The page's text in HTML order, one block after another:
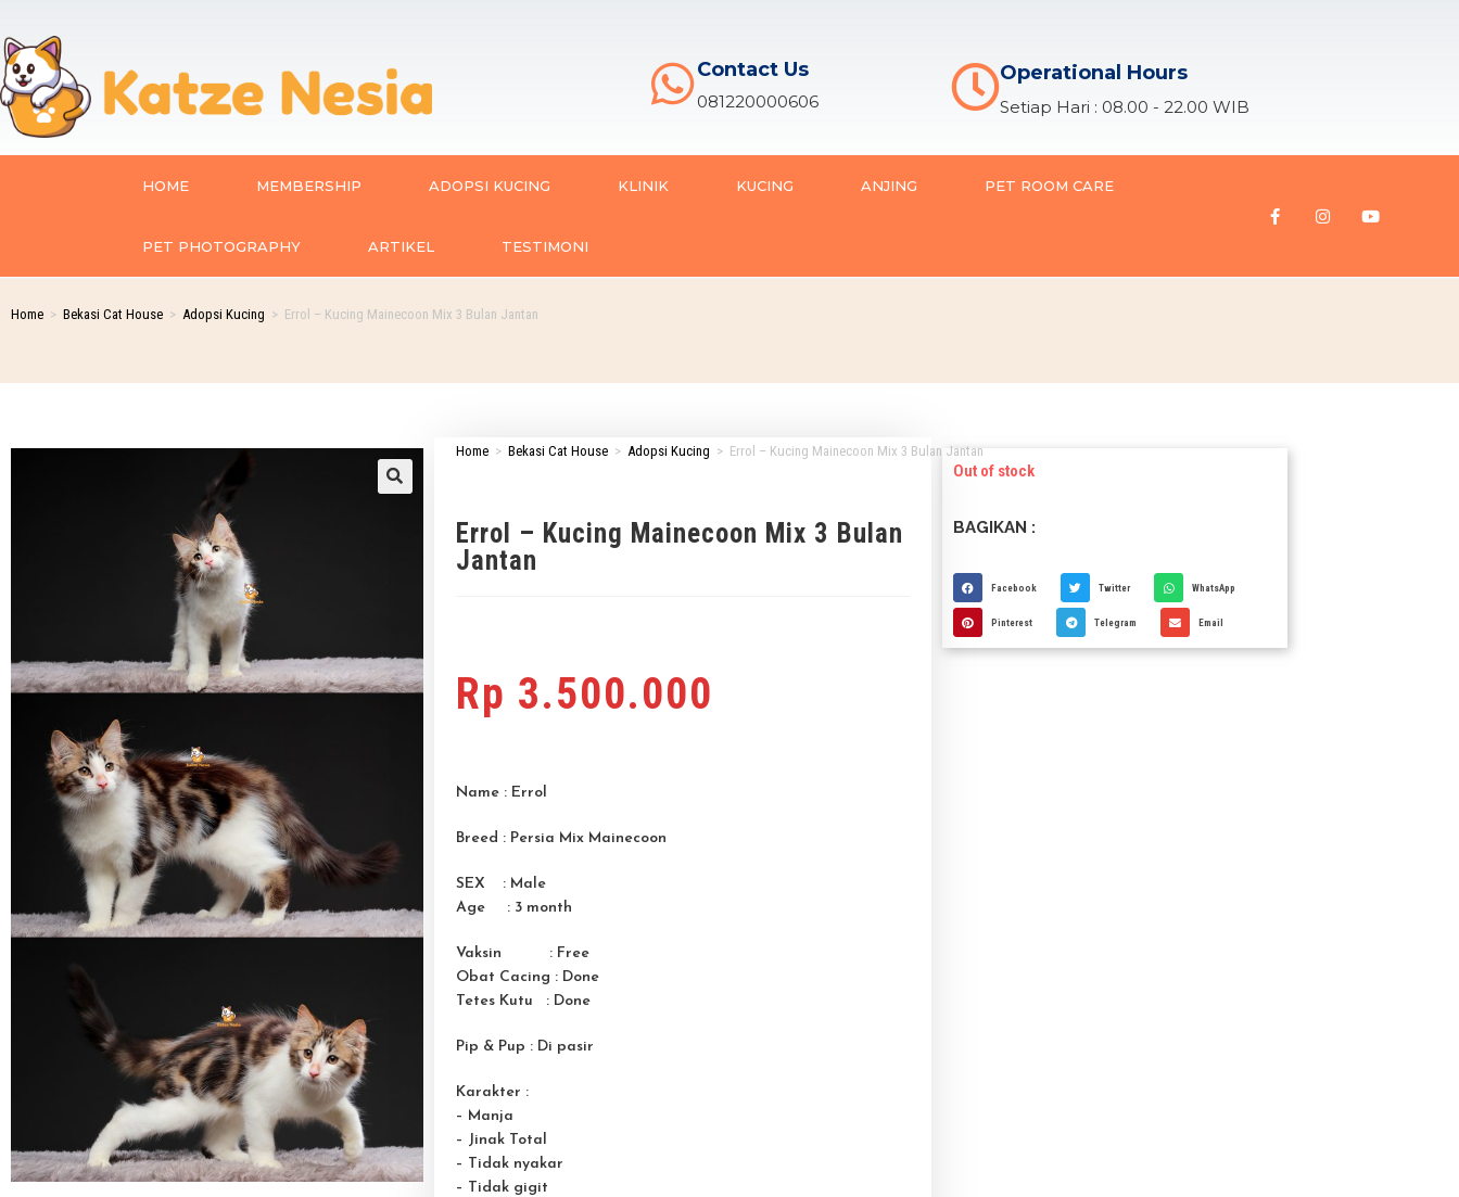
Contact Us
081220000606
Operational Hours
Setiap Hari : 08.00 - 22.00 WIB
HOME MEMBERSHIP ADOPSI KUCING KLINIK KUCING ANJING PET ROOM CARE
PET PHOTOGRAPHY ARTIKEL TESTIMONI
Home > Bekasi Cat House > Adopsi Kucing > Errol – Kucing Mainecoon Mix 3 Bulan Jantan
Home > Bekasi Cat House > Adopsi Kucing > Errol – Kucing Mainecoon Mix 3 Bulan Jantan
Errol – Kucing Mainecoon Mix 3 Bulan
Jantan
Rp 3.500.000
Name : Errol
Breed : Persia Mix Mainecoon
SEX : Male
Age : 3 month
Vaksin : Free
Obat Cacing : Done
Tetes Kutu : Done
Pip & Pup : Di pasir
Karakter :
– Manja
– Jinak Total
– Tidak nyakar
– Tidak gigit
Out of stock
BAGIKAN :
Facebook Twitter WhatsApp
Pinterest Telegram Email